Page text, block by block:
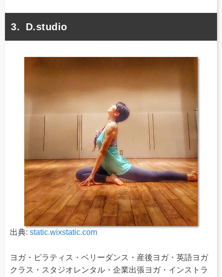
D.studio
出典: static.wixstatic.com
ヨガ・ピラティス・ベリーダンス・産後ヨガ・英語ヨガ
クラス・スタジオレンタル・企業出張ヨガ・インストラ